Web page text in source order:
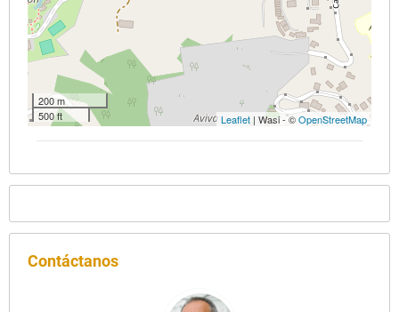
200 m
500 ft
Leaflet | Wasi - ©OpenStreetMap
Contáctanos